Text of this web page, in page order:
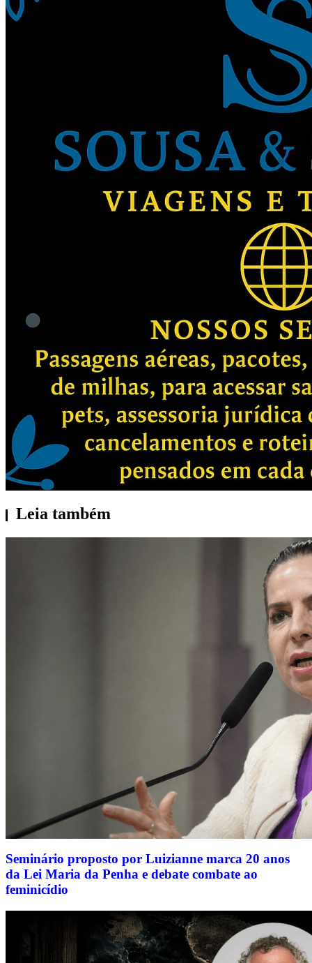
Leia também
Seminário proposto por Luizianne marca 20 anos
da Lei Maria da Penha e debate combate ao
feminicídio